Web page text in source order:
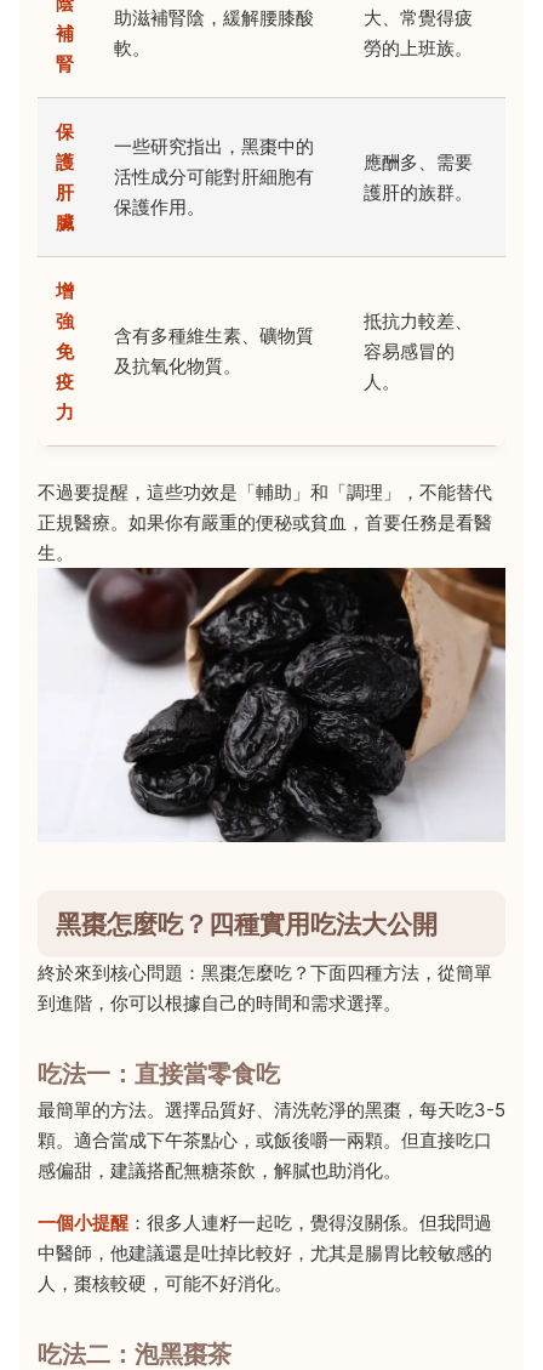
補
腎
助滋補腎陰，緩解腰膝酸
軟。
大、常覺得疲
勞的上班族。
保
護
肝
臟
一些研究指出，黑棗中的
活性成分可能對肝細胞有
保護作用。
應酬多、需要
護肝的族群。
增
強
免
疫
力
含有多種維生素、礦物質
及抗氧化物質。
抵抗力較差、
容易感冒的
人。
不過要提醒，這些功效是「輔助」和「調理」，不能替代
正規醫療。如果你有嚴重的便秘或貧血，首要任務是看醫
生。
黑棗怎麼吃？四種實用吃法大公開
終於來到核心問題：黑棗怎麼吃？下面四種方法，從簡單
到進階，你可以根據自己的時間和需求選擇。
吃法一：直接當零食吃
最簡單的方法。選擇品質好、清洗乾淨的黑棗，每天吃3-5
顆。適合當成下午茶點心，或飯後嚼一兩顆。但直接吃口
感偏甜，建議搭配無糖茶飲，解膩也助消化。
一個小提醒 ：很多人連籽一起吃，覺得沒關係。但我問過
中醫師，他建議還是吐掉比較好，尤其是腸胃比較敏感的
人，棗核較硬，可能不好消化。
吃法二：泡黑棗茶